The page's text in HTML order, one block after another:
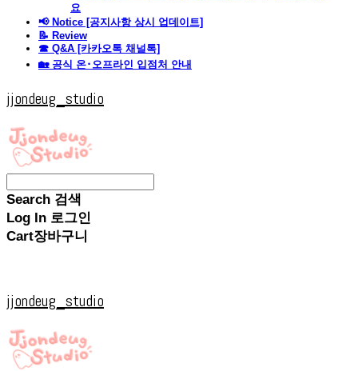
요
📢 Notice [공지사항 상시 업데이트]
📝 Review
☎ Q&A [카카오톡 채널톡]
🏡 공식 온･오프라인 입점처 안내
jjondeug_studio
Search 검색
Log In 로그인
Cart장바구니
jjondeug_studio